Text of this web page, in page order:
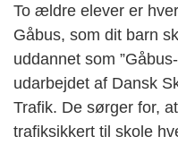
To ældre elever er
Gåbus, som dit barn
uddannet som ”Gåbus
udarbejdet af Dansk
Trafik. De sørger for, at
trafiksikkert til skole